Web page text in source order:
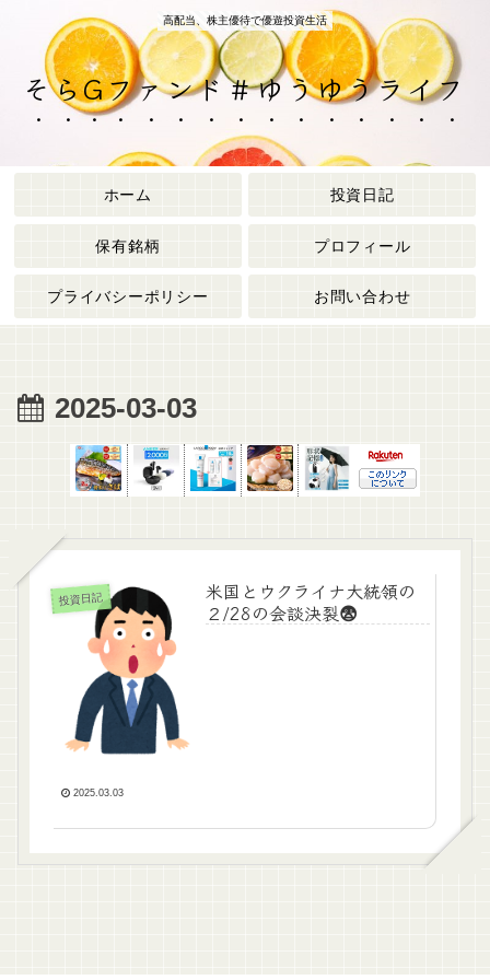
高配当、株主優待で優遊投資生活
そらGファンド＃ゆうゆうライフ
ホーム 投資日記
保有銘柄 プロフィール
プライバシーポリシー お問い合わせ
2025-03-03
投資日記
米国とウクライナ大統領の
２/28の会談決裂😨
2025.03.03